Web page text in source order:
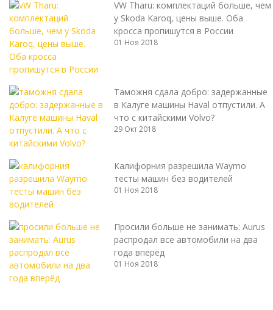
VW Tharu: комплектаций больше, чем
у Skoda Karoq, цены выше. Оба
кросса пропишутся в России
01 Ноя 2018
Таможня сдала добро: задержанные
в Калуге машины Haval отпустили. А
что с китайскими Volvo?
29 Окт 2018
Калифорния разрешила Waymo
тесты машин без водителей
01 Ноя 2018
Просили больше не занимать: Aurus
распродал все автомобили на два
года вперёд
01 Ноя 2018